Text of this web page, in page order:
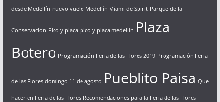
desde Medellín nuevo vuelo Medellín Miami de Spirit Parque de la
Conservacion Pico y placa pico y placa medellin Plaza
Botero Programación Feria de las Flores 2019 Programación Feria
de las Flores domingo 11 de agosto Pueblito Paisa Que
hacer en Feria de las Flores Recomendaciones para la Feria de las Flores